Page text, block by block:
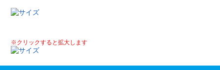
※クリックすると拡大します